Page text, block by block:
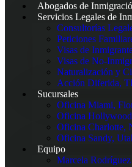
Abogados de
Servicios Legales de
Consultorías
Peticiones
Visas de
Visas de No-
Naturalización y
Acción Diferida,
Sucursales
Oficina Miami,
Oficina
Oficina Charlotte,
Oficina Sandy,
Equipo
Marcela Rodríguez